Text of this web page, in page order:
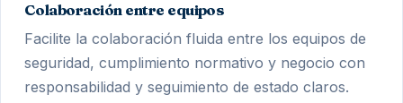
Colaboración entre equipos
Facilite la colaboración fluida entre los equipos de
seguridad, cumplimiento normativo y negocio con
responsabilidad y seguimiento de estado claros.